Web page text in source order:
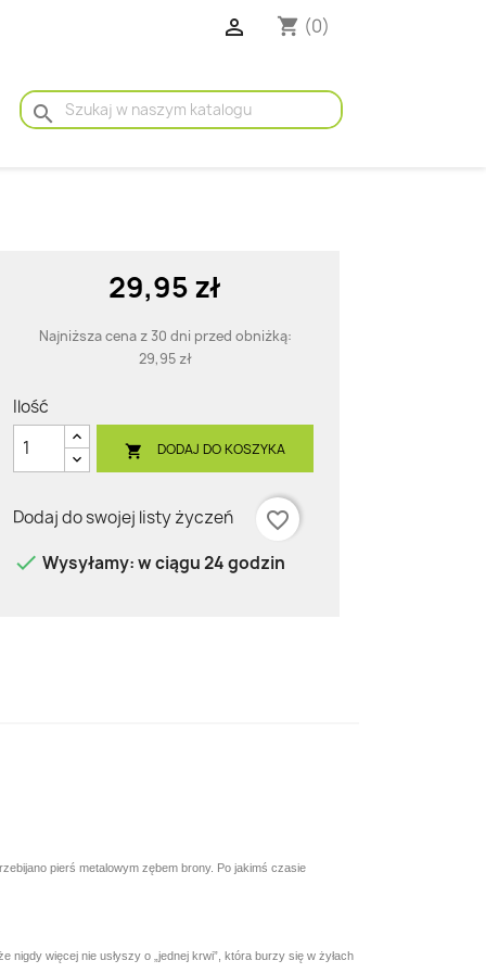
 shopping_cart (0)
search
29,95 zł
Najniższa cena z 30 dni przed obniżką:
29,95 zł
Ilość
 DODAJ DO KOSZYKA
Dodaj do swojej listy życzeń
favorite_border
 Wysyłamy: w ciągu 24 godzin
pierś metalowym zębem brony. Po jakimś czasie
nigdy więcej nie usłyszy o „jednej krwi”, która burzy się w żyłach